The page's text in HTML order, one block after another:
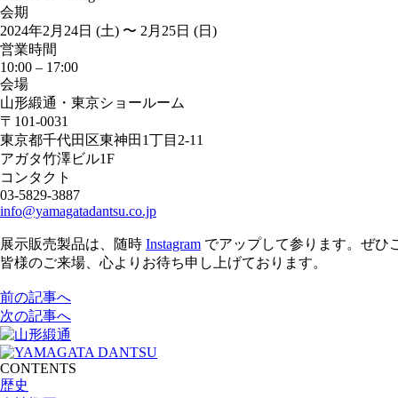
会期
2024年2月24日 (土) 〜 2月25日 (日)
営業時間
10:00 ‒ 17:00
会場
山形緞通・東京ショールーム
〒101-0031
東京都千代田区東神田1丁目2-11
アガタ竹澤ビル1F
コンタクト
03-5829-3887
info@yamagatadantsu.co.jp
展示販売製品は、随時 Instagram でアップして参ります。ぜひ
皆様のご来場、心よりお待ち申し上げております。
前の記事へ
次の記事へ
CONTENTS
歴史